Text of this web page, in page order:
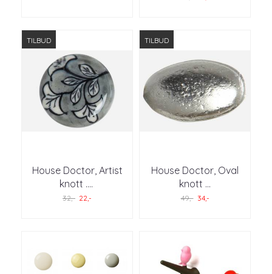
TILBUD
House Doctor, Artist
knott ....
32,- 22,-
TILBUD
House Doctor, Oval
knott ...
49,- 34,-